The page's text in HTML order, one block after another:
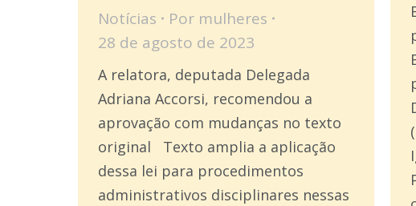
Notícias Por mulheres
28 de agosto de 2023
A relatora, deputada Delegada
Adriana Accorsi, recomendou a
aprovação com mudanças no texto
original Texto amplia a aplicação
dessa lei para procedimentos
administrativos disciplinares nessas